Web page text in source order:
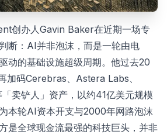
创办人Gavin Baker在近期一场专
断：AI并非泡沫，而是一轮由电
动的基础设施超级周期。他过去20
加码Cerebras、Astera Labs、
卖铲人」资产，以约41亿美元规模
本轮AI资本开支与2000年网路泡沫
是全球现金流最强的科技巨头，并非